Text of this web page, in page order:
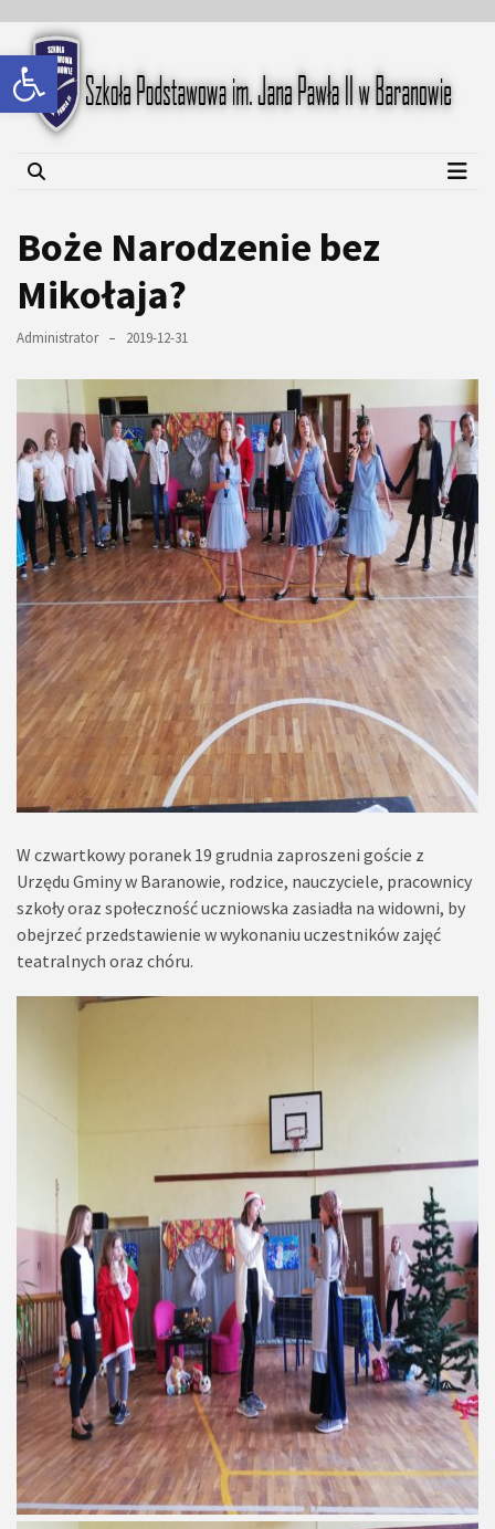
Open toolbar
content
content
Szkoła Podstawowa im.
Jana Pawła II w Baranowie
Boże Narodzenie bez
Mikołaja?
Administrator 2019-12-31
W czwartkowy poranek 19 grudnia zaproszeni goście z
Urzędu Gminy w Baranowie, rodzice, nauczyciele, pracownicy
szkoły oraz społeczność uczniowska zasiadła na widowni, by
obejrzeć przedstawienie w wykonaniu uczestników zajęć
teatralnych oraz chóru.